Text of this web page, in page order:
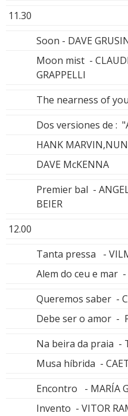
11.30
Soon - DAVE
Moon mist -
GRAPPELLI
The nearness of
Dos versiones de :
HANK
DAVE McKENNA
Premier bal -
BEIER
12.00
Tanta pressa -
Alem do ceu e mar -
Queremos saber -
Debe ser o amor -
Na beira da praia -
Musa híbrida -
Encontro - MARÍA
Invento - VITOR